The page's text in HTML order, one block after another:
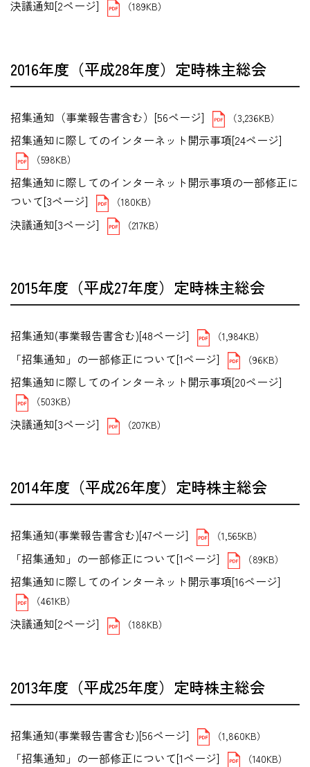
決議通知[2ページ] （189KB）
2016年度（平成28年度）定時株主総会
招集通知（事業報告書含む）[56ページ] （3,236KB）
招集通知に際してのインターネット開示事項[24ページ]
（598KB）
招集通知に際してのインターネット開示事項の一部修正に
ついて[3ページ]
（180KB）
決議通知[3ページ] （217KB）
2015年度（平成27年度）定時株主総会
招集通知(事業報告書含む)[48ページ] （1,984KB）
「招集通知」の一部修正について[1ページ] （96KB）
招集通知に際してのインターネット開示事項[20ページ]
（503KB）
決議通知[3ページ] （207KB）
2014年度（平成26年度）定時株主総会
招集通知(事業報告書含む)[47ページ] （1,565KB）
「招集通知」の一部修正について[1ページ] （89KB）
招集通知に際してのインターネット開示事項[16ページ]
（461KB）
決議通知[2ページ] （188KB）
2013年度（平成25年度）定時株主総会
招集通知(事業報告書含む)[56ページ] （1,860KB）
「招集通知」の一部修正について[1ページ] （140KB）